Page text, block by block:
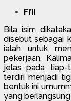
Fi’il
Bila isim
disebut sebagai
ialah untuk
pekerjaan.
jelas pada tiap-
terdiri menjadi
bentuk ini
yang